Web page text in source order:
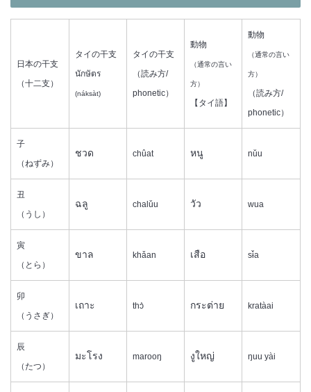
日本の干支
（十二支）
タイの干支
นักษัตร
(náksàt)
タイの干支
（読み方/
phonetic）
動物
（通常の言い
方）
【タイ語】
動物
（通常の言い
方）
（読み方/
phonetic）
子
（ねずみ）
ชวด chûat หนู nǔu
丑
（うし）
ฉลู chalǔu วัว wua
寅
（とら）
ขาล khǎan เสือ sɨ̌a
卯
（うさぎ）
เถาะ thɔ̀ กระต่าย kratàai
辰
（たつ）
มะโรง marooŋ งูใหญ่ ŋuu yài